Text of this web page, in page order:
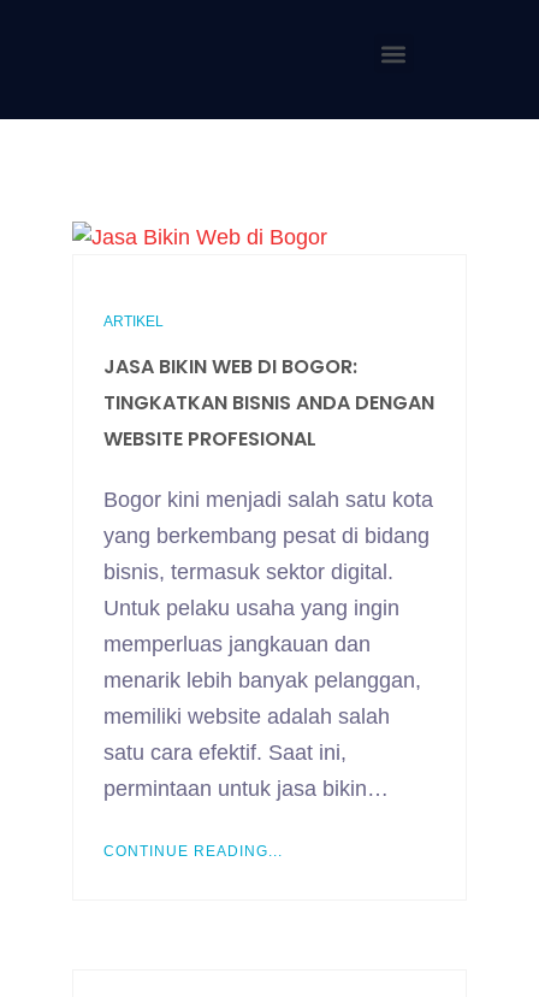
ARTIKEL
JASA BIKIN WEB DI BOGOR:
TINGKATKAN BISNIS ANDA DENGAN
WEBSITE PROFESIONAL
Bogor kini menjadi salah satu kota
yang berkembang pesat di bidang
bisnis, termasuk sektor digital.
Untuk pelaku usaha yang ingin
memperluas jangkauan dan
menarik lebih banyak pelanggan,
memiliki website adalah salah
satu cara efektif. Saat ini,
permintaan untuk jasa bikin…
CONTINUE READING...